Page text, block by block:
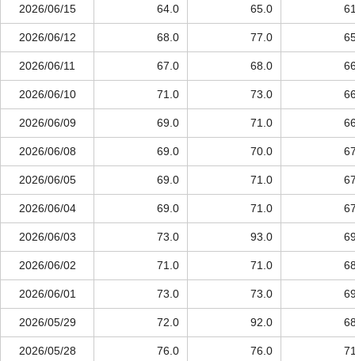
2026/06/15 64.0 65.0
2026/06/12 68.0 77.0
2026/06/11 67.0 68.0
2026/06/10 71.0 73.0
2026/06/09 69.0 71.0
2026/06/08 69.0 70.0
2026/06/05 69.0 71.0
2026/06/04 69.0 71.0
2026/06/03 73.0 93.0
2026/06/02 71.0 71.0
2026/06/01 73.0 73.0
2026/05/29 72.0 92.0
2026/05/28 76.0 76.0